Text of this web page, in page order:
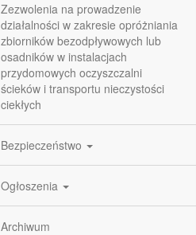
Zezwolenia na prowadzenie
działalności w zakresie opróżniania
zbiorników bezodpływowych lub
osadników w instalacjach
przydomowych oczyszczalni
ścieków i transportu nieczystości
ciekłych
Bezpieczeństwo
Ogłoszenia
Archiwum